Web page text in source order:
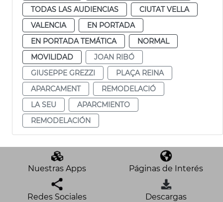
TODAS LAS AUDIENCIAS
CIUTAT VELLA
VALENCIA
EN PORTADA
EN PORTADA TEMÁTICA
NORMAL
MOVILIDAD
JOAN RIBÓ
GIUSEPPE GREZZI
PLAÇA REINA
APARCAMENT
REMODELACIÓ
LA SEU
APARCMIENTO
REMODELACIÓN
Nuestras Apps Páginas de Interés
Redes Sociales Descargas